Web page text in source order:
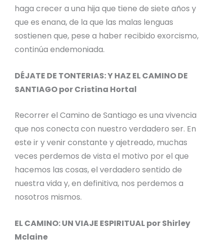
haga crecer a una hija que tiene de siete años y
que es enana, de la que las malas lenguas
sostienen que, pese a haber recibido exorcismo,
continúa endemoniada.
DÉJATE DE TONTERIAS: Y HAZ EL CAMINO DE
SANTIAGO por Cristina Hortal
Recorrer el Camino de Santiago es una vivencia
que nos conecta con nuestro verdadero ser. En
este ir y venir constante y ajetreado, muchas
veces perdemos de vista el motivo por el que
hacemos las cosas, el verdadero sentido de
nuestra vida y, en definitiva, nos perdemos a
nosotros mismos.
EL CAMINO: UN VIAJE ESPIRITUAL por Shirley
Mclaine